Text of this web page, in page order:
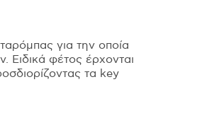
για την οποία
Ειδικά φέτος έρχονται
τα key